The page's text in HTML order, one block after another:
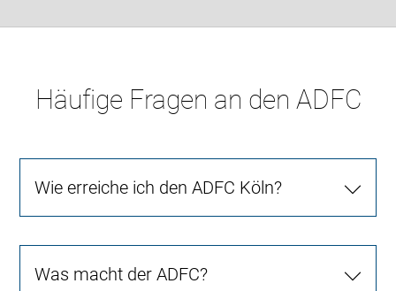
Häufige Fragen an den ADFC
Wie erreiche ich den ADFC Köln?
Was macht der ADFC?